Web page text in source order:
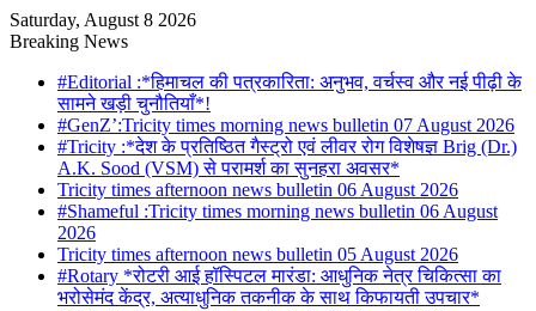
Saturday, August 8 2026
Breaking News
#Editorial :*हिमाचल की पत्रकारिता: अनुभव, वर्चस्व और नई पीढ़ी के
सामने खड़ी चुनौतियाँ*!
#GenZ’:Tricity times morning news bulletin 07 August 2026
#Tricity :*देश के प्रतिष्ठित गैस्ट्रो एवं लीवर रोग विशेषज्ञ Brig (Dr.)
A.K. Sood (VSM) से परामर्श का सुनहरा अवसर*
Tricity times afternoon news bulletin 06 August 2026
#Shameful :Tricity times morning news bulletin 06 August
2026
Tricity times afternoon news bulletin 05 August 2026
#Rotary *रोटरी आई हॉस्पिटल मारंडा: आधुनिक नेत्र चिकित्सा का
भरोसेमंद केंद्र, अत्याधुनिक तकनीक के साथ किफायती उपचार*